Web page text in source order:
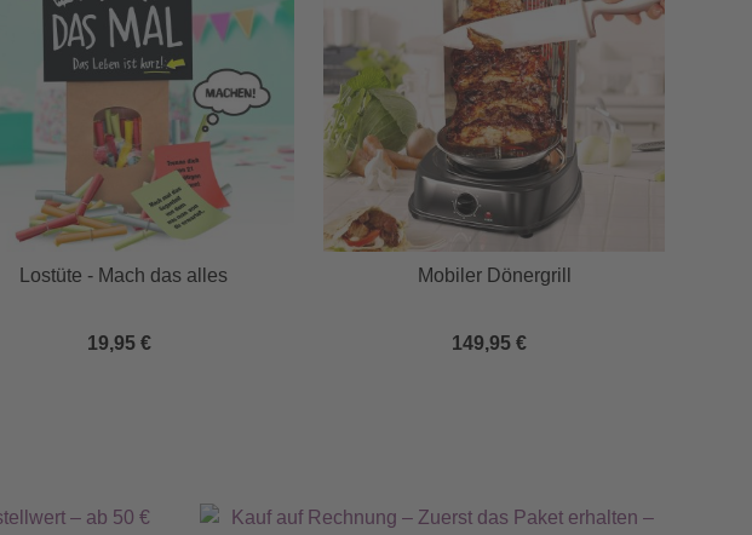
Lostüte - Mach das alles
19,95 €
Mobiler Dönergrill
149,95 €